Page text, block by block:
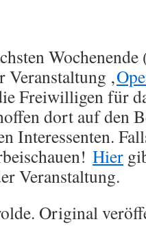
Veranstaltung ‚
Freiwilligen für
dort auf den
Interessenten.
Hier
Veranstaltung.
Original